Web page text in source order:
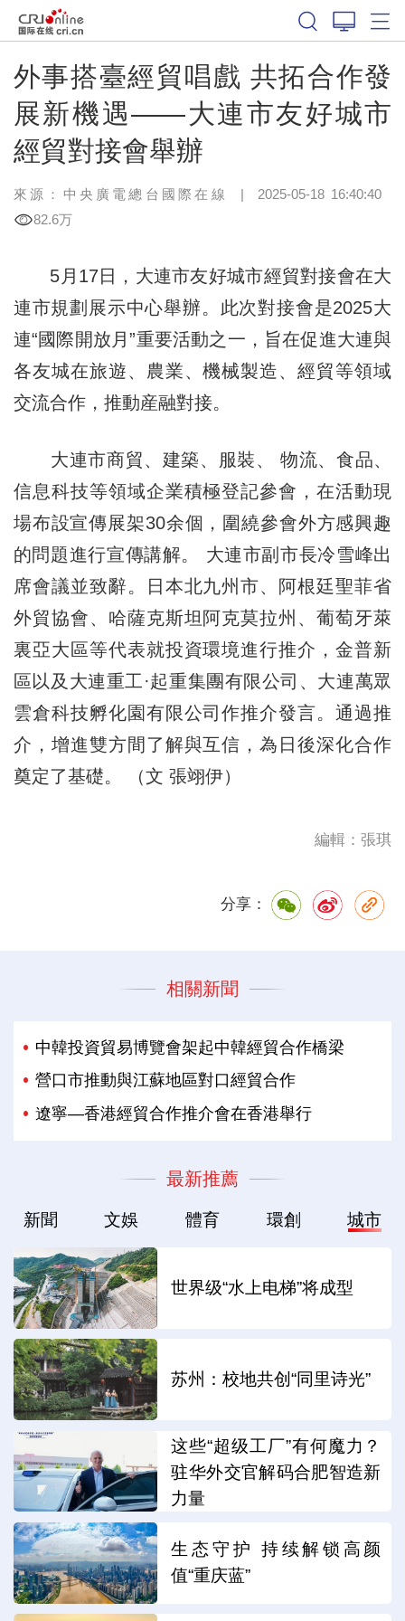
外事搭臺經貿唱戲 共拓合作發
展新機遇——大連市友好城市
經貿對接會舉辦
來源：中央廣電總台國際在線 | 2025-05-18 16:40:40
82.6万
5月17日，大連市友好城市經貿對接會在大
連市規劃展示中心舉辦。此次對接會是2025大
連“國際開放月”重要活動之一，旨在促進大連與
各友城在旅遊、農業、機械製造、經貿等領域
交流合作，推動産融對接。
大連市商貿、建築、服裝、 物流、食品、
信息科技等領域企業積極登記參會，在活動現
場布設宣傳展架30余個，圍繞參會外方感興趣
的問題進行宣傳講解。 大連市副市長冷雪峰出
席會議並致辭。日本北九州市、阿根廷聖菲省
外貿協會、哈薩克斯坦阿克莫拉州、葡萄牙萊
裏亞大區等代表就投資環境進行推介，金普新
區以及大連重工·起重集團有限公司、大連萬眾
雲倉科技孵化園有限公司作推介發言。通過推
介，增進雙方間了解與互信，為日後深化合作
奠定了基礎。 （文 張翊伊）
編輯：張琪
分享：
相關新聞
中韓投資貿易博覽會架起中韓經貿合作橋梁
營口市推動與江蘇地區對口經貿合作
遼寧—香港經貿合作推介會在香港舉行
最新推薦
新聞 文娛 體育 環創 城市
世界级“水上电梯”将成型
苏州：校地共创“同里诗光”
这些“超级工厂”有何魔力？
驻华外交官解码合肥智造新
力量
生态守护 持续解锁高颜
值“重庆蓝”